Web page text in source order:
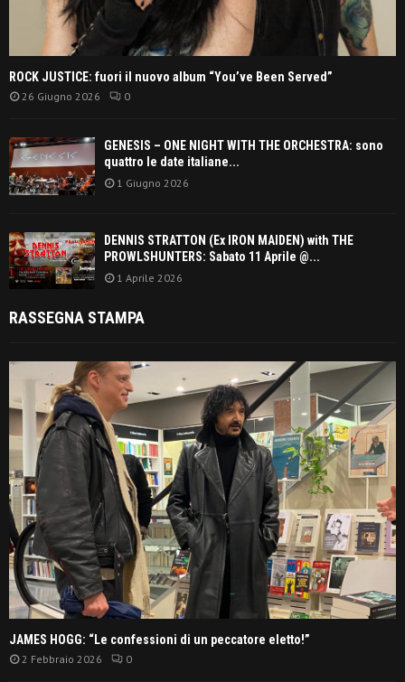
ROCK JUSTICE: fuori il nuovo album “You’ve Been Served”
26 Giugno 2026 0
GENESIS – ONE NIGHT WITH THE ORCHESTRA: sono
quattro le date italiane...
1 Giugno 2026
DENNIS STRATTON (Ex IRON MAIDEN) with THE
PROWLSHUNTERS: Sabato 11 Aprile @...
1 Aprile 2026
RASSEGNA STAMPA
JAMES HOGG: “Le confessioni di un peccatore eletto!”
2 Febbraio 2026 0